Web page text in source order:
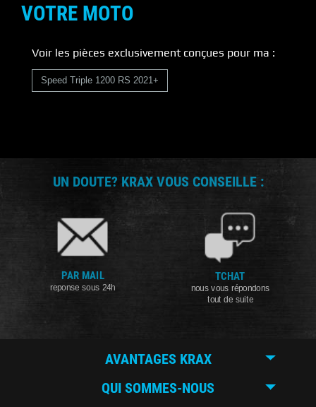
VOTRE MOTO
Voir les pièces exclusivement conçues pour ma :
Speed Triple 1200 RS 2021+
UN DOUTE? KRAX VOUS CONSEILLE :
PAR MAIL
reponse sous 24h
TCHAT
nous vous répondons
tout de suite
AVANTAGES KRAX
QUI SOMMES-NOUS